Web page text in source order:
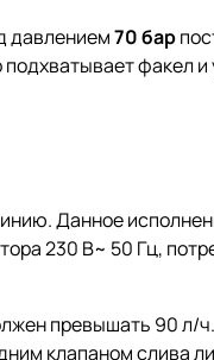
давлением70 бар
факел и
Данное
230 В~ 50 Гц,
превышать 90 л/
клапаном слива